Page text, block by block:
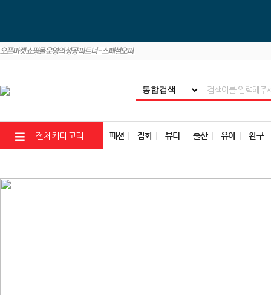
전체카테고리 패션 잡화 뷰티 출산 유아 완구